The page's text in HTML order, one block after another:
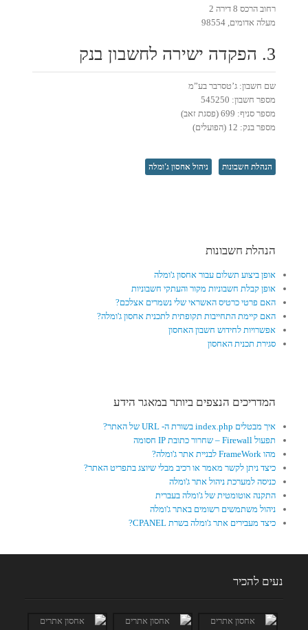
רחוב הרכס 8 דירה 2
מעלה אדומים, 98554
3. הפקדה ישירה לחשבון בנק
שם חשבון: ג’טסרבר בע”מ
מספר חשבון: 545250
מספר סניף: 699 (פסגת זאב)
מספר בנק: 12 (הפועלים)
הנהלת חשבונות ניהול אחסון ג'ומלה
הנהלת חשבונות
אופן ביצוע תשלום עבור אחסון ג'ומלה
אופן קבלת חשבוניות מקור והעתקי חשבוניות
האם פרטי כרטיס האשראי שלי נשמרים אצלכם?
האם קיימת התחייבות תקופתית לתכנית אחסון ג'ומלה?
אפשרויות לחידוש חשבון האחסון
סגירת תכנית האחסון
המדריכים הנצפים ביותר במאגר הידע
איך מבטלים index.php בשורת ה- URL של האתר?
תפעול Firewall – שחרור כתובת IP חסומה
מהו FrameWork לבניית אתר ג'ומלה?
כיצד ניתן לקשר מאמר או רכיב מבלי שיוצג בתפריט האתר?
כניסה למערכת ניהול אתר ג'ומלה
התקנה אוטומטית של ג'ומלה בעברית
ניהול משתמשים רשומים באתר ג'ומלה
כיצד מעבירים אתר ג'ומלה בשרת CPANEL?
נעים להכיר